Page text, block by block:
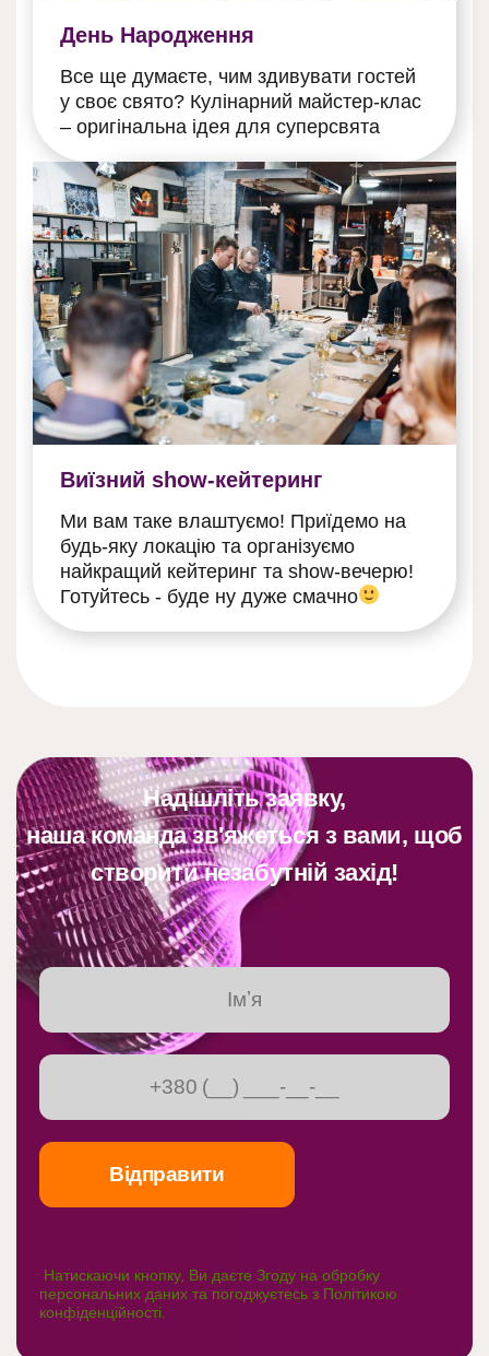
День Народження
Все ще думаєте, чим здивувати гостей
у своє свято? Кулінарний майстер-клас
– оригінальна ідея для суперсвята
Виїзний show-кейтеринг
Ми вам таке влаштуємо! Приїдемо на
будь-яку локацію та організуємо
найкращий кейтеринг та show-вечерю!
Готуйтесь - буде ну дуже смачно
Надішліть заявку,
наша команда зв'яжеться з вами, щоб
створити незабутній захід!
Натискаючи кнопку, Ви даєте Згоду на обробку
персональних даних та погоджуєтесь з Політикою
конфіденційності